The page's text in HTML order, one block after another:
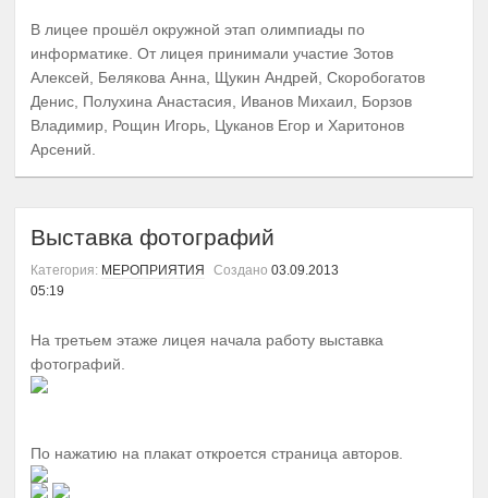
В лицее прошёл окружной этап олимпиады по
информатике. От лицея принимали участие Зотов
Алексей, Белякова Анна, Щукин Андрей, Скоробогатов
Денис, Полухина Анастасия, Иванов Михаил, Борзов
Владимир, Рощин Игорь, Цуканов Егор и Харитонов
Арсений.
Выставка фотографий
Категория: МЕРОПРИЯТИЯ Создано 03.09.2013
05:19
На третьем этаже лицея начала работу выставка
фотографий.
По нажатию на плакат откроется страница авторов.